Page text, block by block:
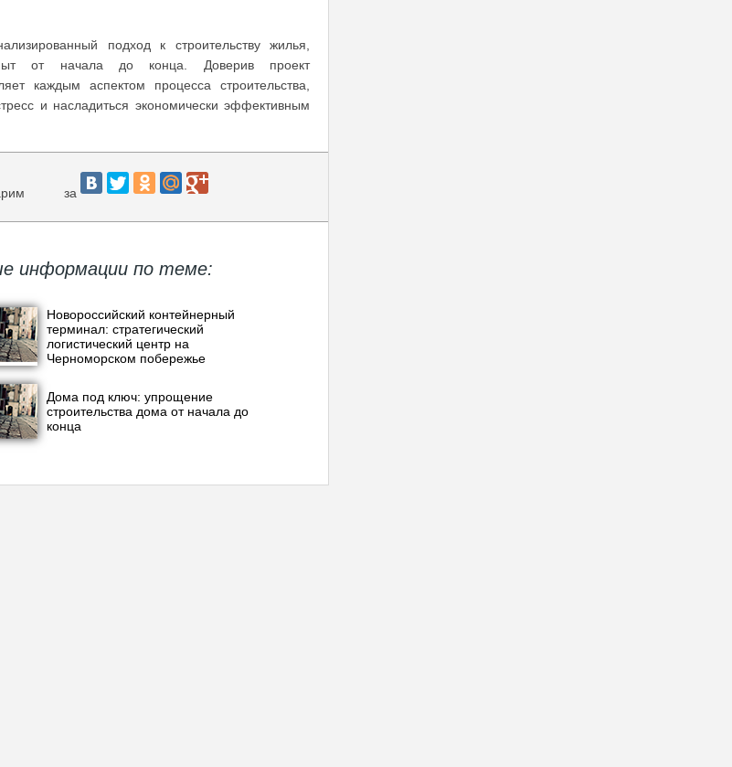
подход к строительству жилья,
от начала до конца. Доверив проект
каждым аспектом процесса строительства,
и насладиться экономически эффективным
за
информации по теме:
Новороссийский контейнерный
терминал: стратегический
логистический центр на
Черноморском побережье
Дома под ключ: упрощение
строительства дома от начала до
конца